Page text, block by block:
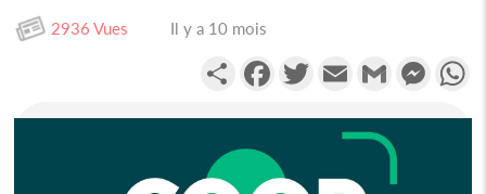
2936 Vues Il y a 10 mois
PartagerFacebookTwitterEmail Gmail